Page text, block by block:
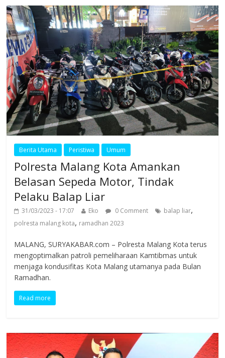
Berita Utama Peristiwa Umum
Polresta Malang Kota Amankan
Belasan Sepeda Motor, Tindak
Pelaku Balap Liar
31/03/2023 - 17:07 Eko 0 Comment balap liar,
polresta malang kota, ramadhan 2023
MALANG, SURYAKABAR.com – Polresta Malang Kota terus
mengoptimalkan patroli pemeliharaan Kamtibmas untuk
menjaga kondusifitas Kota Malang utamanya pada Bulan
Ramadhan.
Read more